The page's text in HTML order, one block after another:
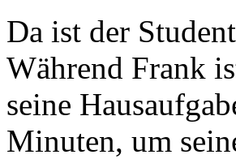
Da ist der
Während Frank
seine
Minuten, um